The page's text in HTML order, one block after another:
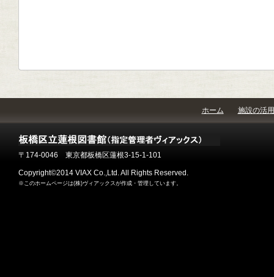
ホーム 施設の活用
〒174-0046 東京都板橋区蓮根3-15-1-101
Copyright©2014 VIAX Co.,Ltd. All Rights Reserved.
※このホームページは(株)ヴィアックスが作成・管理しています。